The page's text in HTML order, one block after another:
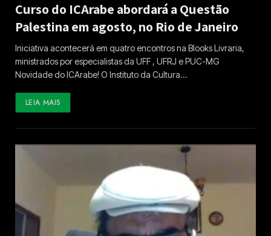
Curso do ICArabe abordará a Questão
Palestina em agosto, no Rio de Janeiro
Iniciativa acontecerá em quatro encontros na Blooks Livraria,
ministrados por especialistas da UFF , UFRJ e PUC-MG
Novidade do ICArabe! O Instituto da Cultura…
LEIA MAIS